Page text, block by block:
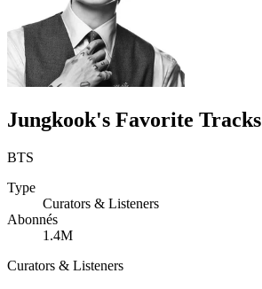
Jungkook's Favorite Tracks
BTS
Type
Curators & Listeners
Abonnés
1.4M
Curators & Listeners